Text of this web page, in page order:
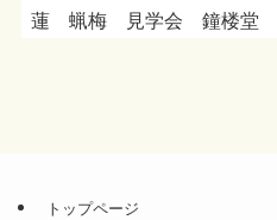
蓮
蝋梅 見学会 鐘楼堂
トップページ